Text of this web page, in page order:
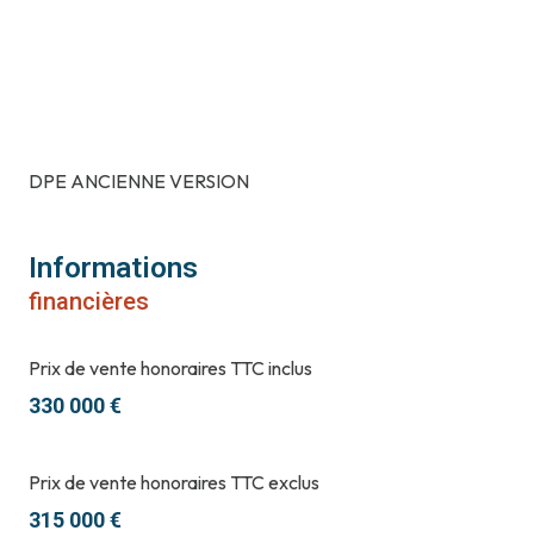
arboré
DPE ANCIENNE VERSION
Informations
financières
Prix de vente honoraires TTC inclus
330 000 €
Prix de vente honoraires TTC exclus
315 000 €